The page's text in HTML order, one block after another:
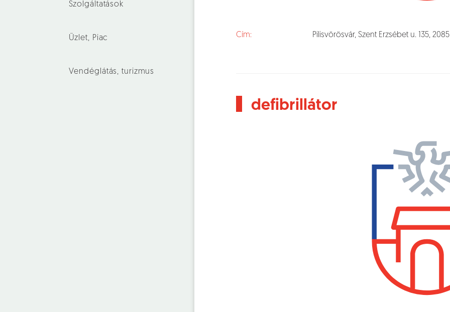
Szolgáltatások
Üzlet, Piac
Vendéglátás, turizmus
Cím: Pilisvörösvár, Szent Erzsébet u. 135,
defibrillátor